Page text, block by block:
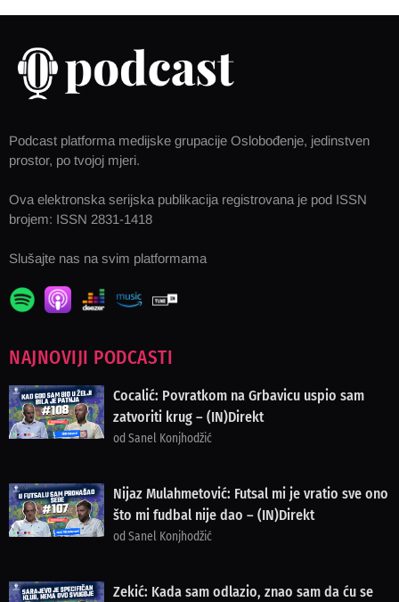
Podcast platforma medijske grupacije Oslobođenje, jedinstven
prostor, po tvojoj mjeri.
Ova elektronska serijska publikacija registrovana je pod ISSN
brojem: ISSN 2831-1418
Slušajte nas na svim platformama
NAJNOVIJI PODCASTI
Cocalić: Povratkom na Grbavicu uspio sam
zatvoriti krug – (IN)Direkt
od Sanel Konjhodžić
Nijaz Mulahmetović: Futsal mi je vratio sve ono
što mi fudbal nije dao – (IN)Direkt
od Sanel Konjhodžić
Zekić: Kada sam odlazio, znao sam da ću se